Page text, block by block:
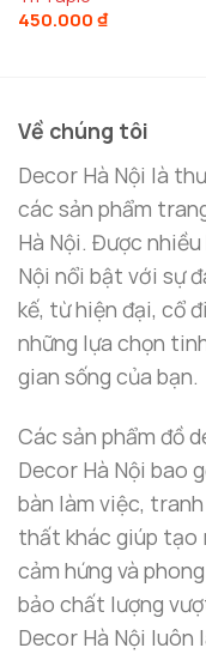
cho các chi tiết
: Thêm
thiện hình dáng
Sự kết hợp này
trí đẹp mắt mà
dụng lâu dài trong
yếu tố tác động từ
450.000 ₫
Về chúng tôi
Decor Hà Nội là
các sản phẩm
Hà Nội. Được
Nội nổi bật với sự
kế, từ hiện đại, cổ
những lựa chọn
gian sống của bạn.
Các sản phẩm đồ
Decor Hà Nội bao
bàn làm việc,
thất khác giúp tạo
cảm hứng và
bảo chất lượng
Decor Hà Nội luôn